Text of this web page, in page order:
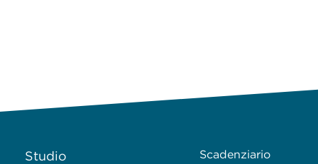
Studio
Scadenziario